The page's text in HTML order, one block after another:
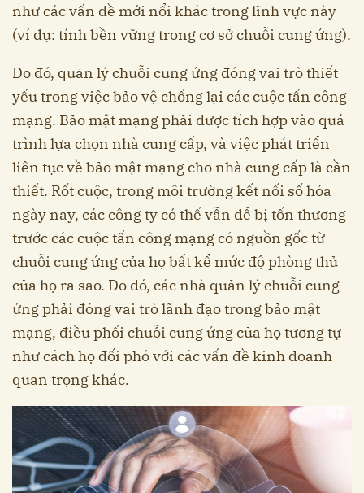
như các vấn đề mới nổi khác trong lĩnh vực này
(ví dụ: tính bền vững trong cơ sở chuỗi cung ứng).
Do đó, quản lý chuỗi cung ứng đóng vai trò thiết
yếu trong việc bảo vệ chống lại các cuộc tấn công
mạng. Bảo mật mạng phải được tích hợp vào quá
trình lựa chọn nhà cung cấp, và việc phát triển
liên tục về bảo mật mạng cho nhà cung cấp là cần
thiết. Rốt cuộc, trong môi trường kết nối số hóa
ngày nay, các công ty có thể vẫn dễ bị tổn thương
trước các cuộc tấn công mạng có nguồn gốc từ
chuỗi cung ứng của họ bất kể mức độ phòng thủ
của họ ra sao. Do đó, các nhà quản lý chuỗi cung
ứng phải đóng vai trò lãnh đạo trong bảo mật
mạng, điều phối chuỗi cung ứng của họ tương tự
như cách họ đối phó với các vấn đề kinh doanh
quan trọng khác.